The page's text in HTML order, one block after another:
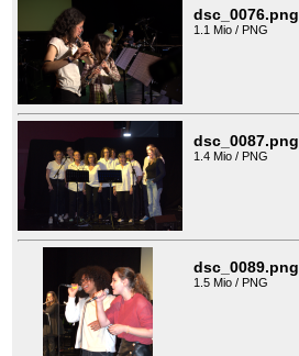
dsc_0076.png
1.1 Mio / PNG
dsc_0087.png
1.4 Mio / PNG
dsc_0089.png
1.5 Mio / PNG